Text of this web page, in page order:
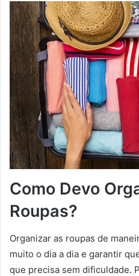
Como Devo
Roupas?
Organizar as roupas de
muito o dia a dia e garantir
que precisa sem dificuldade.